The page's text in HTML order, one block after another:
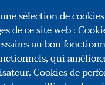
LOIN
des biens à
la possession des
sélection de
de ce site web :
au bon
qui
Cookies de